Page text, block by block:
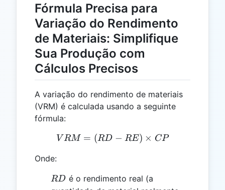
Fórmula Precisa para
Variação do Rendimento
de Materiais: Simplifique
Sua Produção com
Cálculos Precisos
A variação do rendimento de materiais
(VRM) é calculada usando a seguinte
fórmula:
VRM = (RD - RE) \times
V RM = (RD − RE) × CP
Onde:
RD
RD é o rendimento real (a